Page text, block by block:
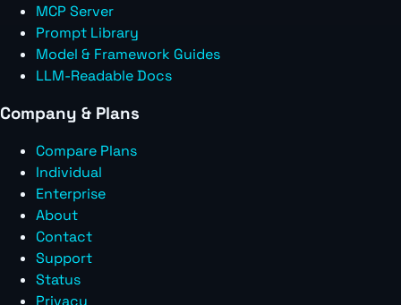
MCP Server
Prompt Library
Model & Framework Guides
LLM-Readable Docs
Company & Plans
Compare Plans
Individual
Enterprise
About
Contact
Support
Status
Privacy